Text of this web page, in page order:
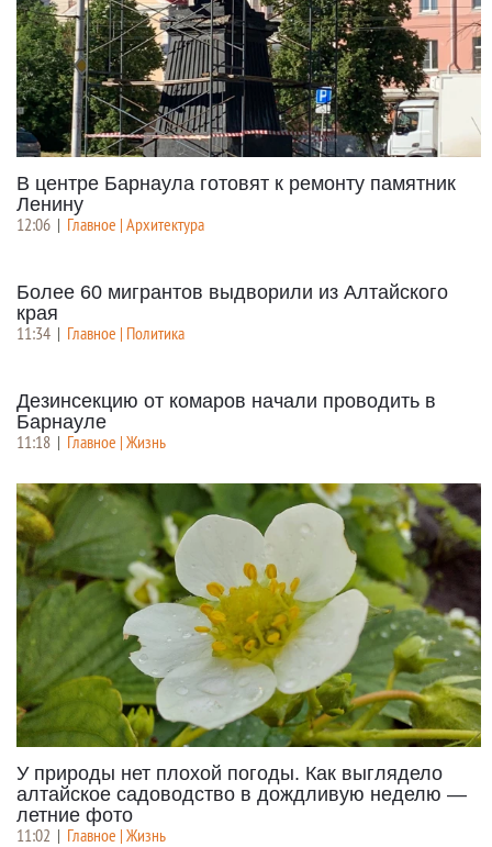
В центре Барнаула готовят к ремонту памятник
Ленину
12:06 | Главное | Архитектура
Более 60 мигрантов выдворили из Алтайского
края
11:34 | Главное | Политика
Дезинсекцию от комаров начали проводить в
Барнауле
11:18 | Главное | Жизнь
У природы нет плохой погоды. Как выглядело
алтайское садоводство в дождливую неделю —
летние фото
11:02 | Главное | Жизнь